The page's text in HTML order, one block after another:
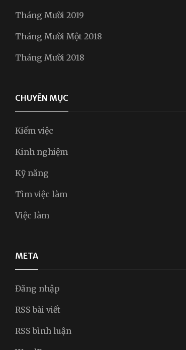
Tháng Mười 2019
Tháng Mười Một 2018
Tháng Mười 2018
CHUYÊN MỤC
Kiếm việc
Kinh nghiệm
Kỹ năng
Tìm việc làm
Việc làm
META
Đăng nhập
RSS bài viết
RSS bình luận